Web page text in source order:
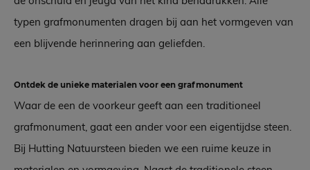
typen grafmonumenten dragen bij aan het vormgeven van
een blijvende herinnering aan geliefden.
Ontdek de unieke materialen voor een grafmonument
Waar de een de voorkeur geeft aan een traditioneel
grafmonument, gaat een ander voor een eigentijdse steen.
Bij Hutting Natuursteen bieden we een ruime keuze in